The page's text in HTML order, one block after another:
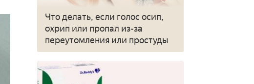
Что делать, если голос осип,
охрип или пропал из-за
переутомления или простуды